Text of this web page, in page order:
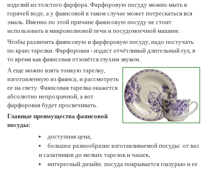
изделий из толстого фарфора. Фарфоровую посуду можно мыть в
горячей воде, а у фаянсовой в таком случае может потрескаться вся
эмаль. Именно по этой причине фаянсовую посуду не стоит
использовать в микроволновой печи и посудомоечной машине.
Чтобы различить фаянсовую и фарфоровую посуду, надо постучать
по краю тарелки. Фарфоровая - издаст отчётливый длительный гул, в
то время как фаянсовая отзовётся глухим звуком.
А еще можно взять тонкую тарелку,
изготовленную из фаянса, и рассмотреть
ее на свету. Фаянсовая тарелка окажется
абсолютно непрозрачной, а вот
фарфоровая будет просвечивать.
Главные преимущества фаянсовой
посуды:
доступная цена,
большое разнообразие изготавливаемой посуды: от ваз
и салатников до мелких тарелок и чашек,
интересный дизайн: посуда покрывается глазурью и ее